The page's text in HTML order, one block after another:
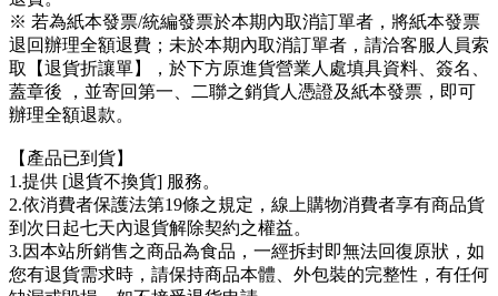
※ 若為紙本發票/統編發票於本期內取消訂單者，將紙本發票
退回辦理全額退費；未於本期內取消訂單者，請洽客服人員索
取【退貨折讓單】，於下方原進貨營業人處填具資料、簽名、
蓋章後 ，並寄回第一、二聯之銷貨人憑證及紙本發票，即可
辦理全額退款。
【產品已到貨】
1.提供 [退貨不換貨] 服務。
2.依消費者保護法第19條之規定，線上購物消費者享有商品貨
到次日起七天內退貨解除契約之權益。
3.因本站所銷售之商品為食品，一經拆封即無法回復原狀，如
您有退貨需求時，請保持商品本體、外包裝的完整性，有任何